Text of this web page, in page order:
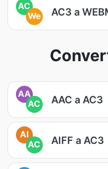
AC
We
AC3 a
AA
AC
AAC a AC3
AI
AC
AIFF a AC3